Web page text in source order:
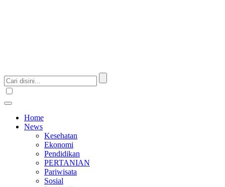
Home
News
Kesehatan
Ekonomi
Pendidikan
PERTANIAN
Pariwisata
Sosial